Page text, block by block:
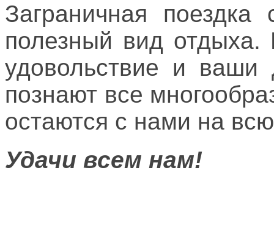
Заграничная
полезный вид отдыха.
удовольствие и
познают все
остаются с нами на
Удачи всем нам!